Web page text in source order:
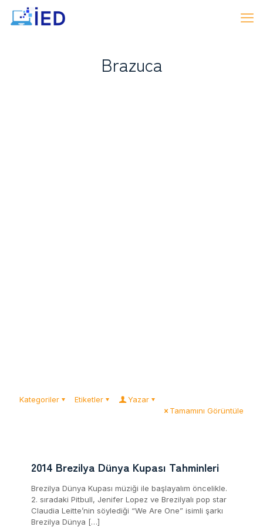
Brazuca
Kategoriler Etiketler
Yazar
Tamamını Görüntüle
2014 Brezilya Dünya Kupası Tahminleri
Brezilya Dünya Kupası müziği ile başlayalım öncelikle.
2. sıradaki Pitbull, Jenifer Lopez ve Brezilyalı pop star
Claudia Leitte’nin söylediği “We Are One” isimli şarkı
Brezilya Dünya […]